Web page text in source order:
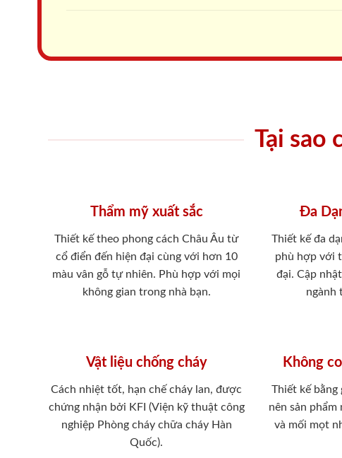
Tại sao
Thẩm mỹ xuất sắc
Thiết kế theo phong cách Châu Âu từ
cổ điển đến hiện đại cùng với hơn 10
màu vân gỗ tự nhiên. Phù hợp với mọi
không gian trong nhà bạn.
Đa
Thiết kế đa
phù hợp với
đại. Cập
ngành
Vật liệu chống cháy
Cách nhiệt tốt, hạn chế cháy lan, được
chứng nhận bởi KFI (Viện kỹ thuật công
nghiệp Phòng cháy chữa cháy Hàn
Quốc).
Không
Thiết kế bằng
nên sản phẩm
và mối mọt